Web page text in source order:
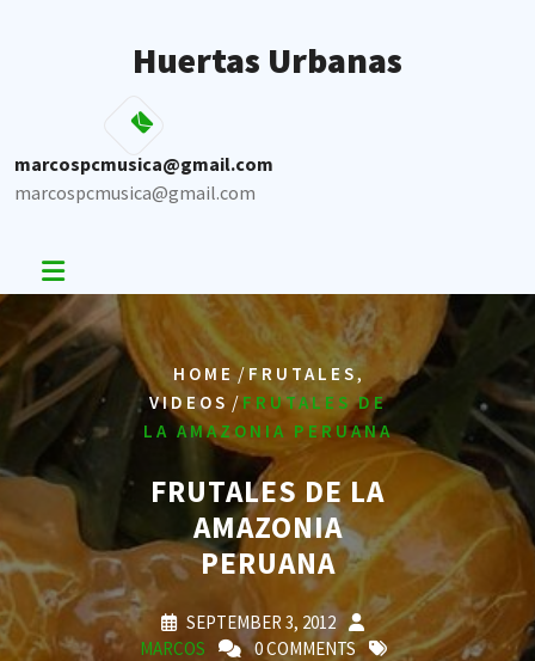
Huertas Urbanas
marcospcmusica@gmail.com
marcospcmusica@gmail.com
HOME/FRUTALES,
VIDEOS / FRUTALES DE
LA AMAZONIA PERUANA
FRUTALES DE LA
AMAZONIA
PERUANA
SEPTEMBER 3, 2012
MARCOS
0 COMMENTS